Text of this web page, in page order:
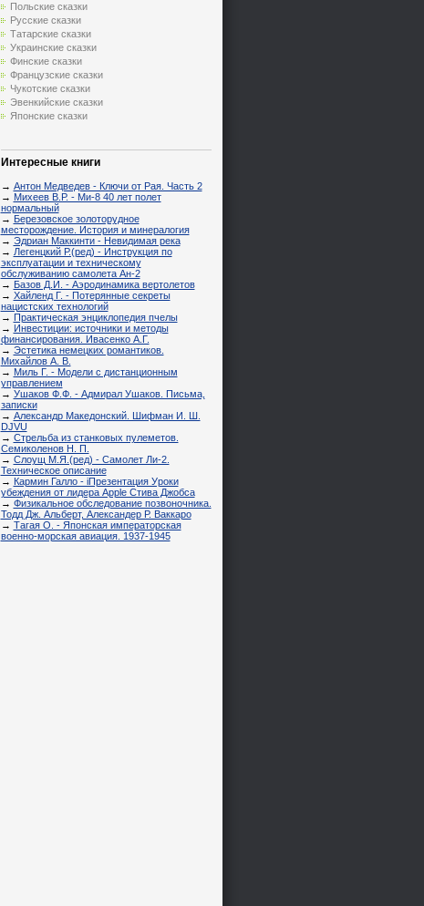
Польские сказки
Русские сказки
Татарские сказки
Украинские сказки
Финские сказки
Французские сказки
Чукотские сказки
Эвенкийские сказки
Японские сказки
Интересные книги
→ Антон Медведев - Ключи от Рая. Часть 2
→ Михеев В.Р. - Ми-8 40 лет полет
нормальный
→ Березовское золоторудное
месторождение. История и минералогия
→ Эдриан Маккинти - Невидимая река
→ Легенцкий Р.(ред) - Инструкция по
эксплуатации и техническому
обслуживанию самолета Ан-2
→ Базов Д.И. - Аэродинамика вертолетов
→ Хайленд Г. - Потерянные секреты
нацистских технологий
→ Практическая энциклопедия пчелы
→ Инвестиции: источники и методы
финансирования. Ивасенко А.Г.
→ Эстетика немецких романтиков.
Михайлов А. В.
→ Миль Г. - Модели с дистанционным
управлением
→ Ушаков Ф.Ф. - Адмирал Ушаков. Письма,
записки
→ Александр Македонский. Шифман И. Ш.
DJVU
→ Стрельба из станковых пулеметов.
Семиколенов Н. П.
→ Слоущ М.Я.(ред) - Самолет Ли-2.
Техническое описание
→ Кармин Галло - iПрезентация Уроки
убеждения от лидера Apple Стива Джобса
→ Физикальное обследование позвоночника.
Тодд Дж. Альберт, Александер Р. Ваккаро
→ Тагая О. - Японская императорская
военно-морская авиация. 1937-1945